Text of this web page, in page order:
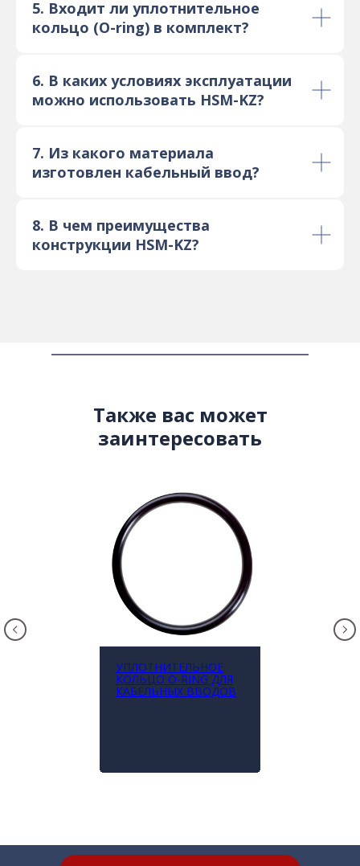
5. Входит ли уплотнительное
кольцо (O-ring) в комплект?
6. В каких условиях эксплуатации
можно использовать HSM-KZ?
7. Из какого материала
изготовлен кабельный ввод?
8. В чем преимущества
конструкции HSM-KZ?
Также вас может
заинтересовать
УПЛОТНИТЕЛЬНОЕ
КОЛЬЦО O-RING ДЛЯ
КАБЕЛЬНЫХ ВВОДОВ